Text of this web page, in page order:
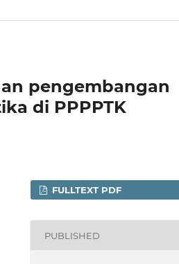
pengembangan
di PPPPTK
FULLTEXT PDF
PUBLISHED